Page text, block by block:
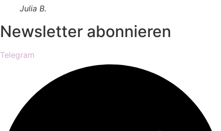
Julia B.
Newsletter abonnieren
Telegram